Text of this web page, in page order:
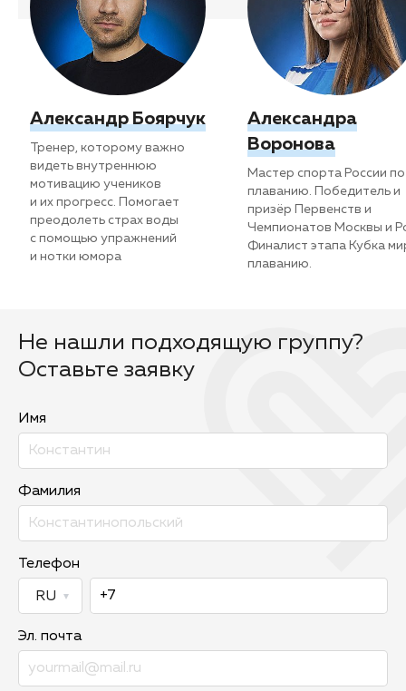
Александр Боярчук
Тренер, которому важно
видеть внутреннюю
мотивацию учеников
и их прогресс. Помогает
преодолеть страх воды
с помощью упражнений
и нотки юмора
Александра
Воронова
Мастер спорта России по
плаванию. Победитель и
призёр Первенств и
Чемпионатов Москвы и
Финалист этапа Кубка
плаванию.
Не нашли подходящую группу?
Оставьте заявку
Имя
Фамилия
Телефон
Эл. почта